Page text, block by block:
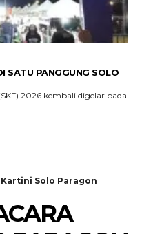
SATU PANGGUNG SOLO
2026 kembali digelar pada